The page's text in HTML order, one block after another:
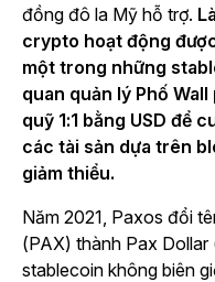
đồng đô la Mỹ hỗ trợ.
crypto hoạt động
một trong những
quan quản lý Phố
quỹ 1:1 bằng USD để
các tài sản dựa trên
giảm thiểu.
Năm 2021, Paxos đổi
(PAX) thành Pax
stablecoin không biên